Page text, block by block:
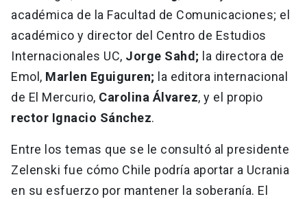
académica de la Facultad de Comunicaciones; el
académico y director del Centro de Estudios
Internacionales UC, Jorge Sahd; la directora de
Emol, Marlen Eguiguren; la editora internacional
de El Mercurio, Carolina Álvarez, y el propio
rector Ignacio Sánchez.
Entre los temas que se le consultó al presidente
Zelenski fue cómo Chile podría aportar a Ucrania
en su esfuerzo por mantener la soberanía. El